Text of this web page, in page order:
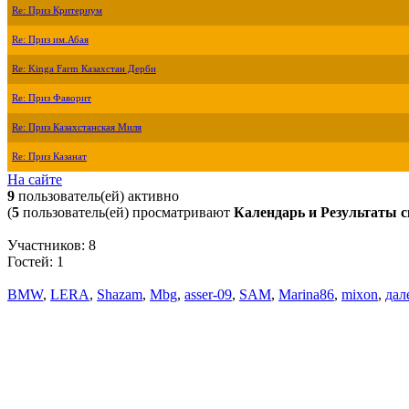
Re: Приз Критериум
Re: Приз им.Абая
Re: Kinga Farm Казахстан Дерби
Re: Приз Фаворит
Re: Приз Казахстанская Миля
Re: Приз Казанат
На сайте
9 пользователь(ей) активно
(5 пользователь(ей) просматривают Календарь и Результаты
Участников: 8
Гостей: 1
BMW, LERA, Shazam, Mbg, asser-09, SAM, Marina86, mixon,